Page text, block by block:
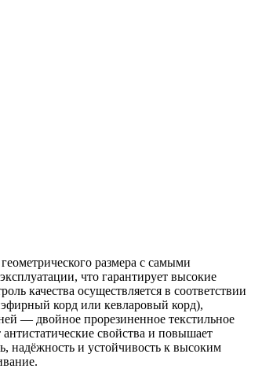
размера с самыми
что гарантирует высокие
качества осуществляется в соответствии
корд или кевларовый корд),
— двойное прорезиненное текстильное
свойства и повышает
надёжность и устойчивость к высоким